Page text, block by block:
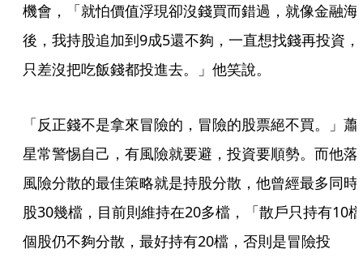
機會，「就怕價值浮現卻沒錢買而錯過，就像金融海
後，我持股追加到9成5還不夠，一直想找錢再投資，
只差沒把吃飯錢都投進去。」他笑說。
「反正錢不是拿來冒險的，冒險的股票絕不買。」蕭
星常警惕自己，有風險就要避，投資要順勢。而他落
風險分散的最佳策略就是持股分散，他曾經最多同時
股30幾檔，目前則維持在20多檔，「散戶只持有10檔
個股仍不夠分散，最好持有20檔，否則是冒險投